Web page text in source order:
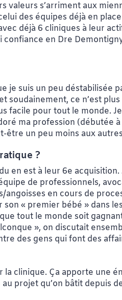
valeurs s’arriment aux
des équipes déjà en
déjà 6 cliniques à leur
confiance en Dre
je suis un peu déstabilisée
soudainement, ce n’est
facile pour tout le monde.
ma profession (débutée à
être un peu moins aux
?
en est à leur 6e
de professionnels,
en cours de
« premier bébé » dans
tout le monde soit
», on discutait
des gens qui font des
clinique. Ça apporte une
projet qu’on bâtit depuis